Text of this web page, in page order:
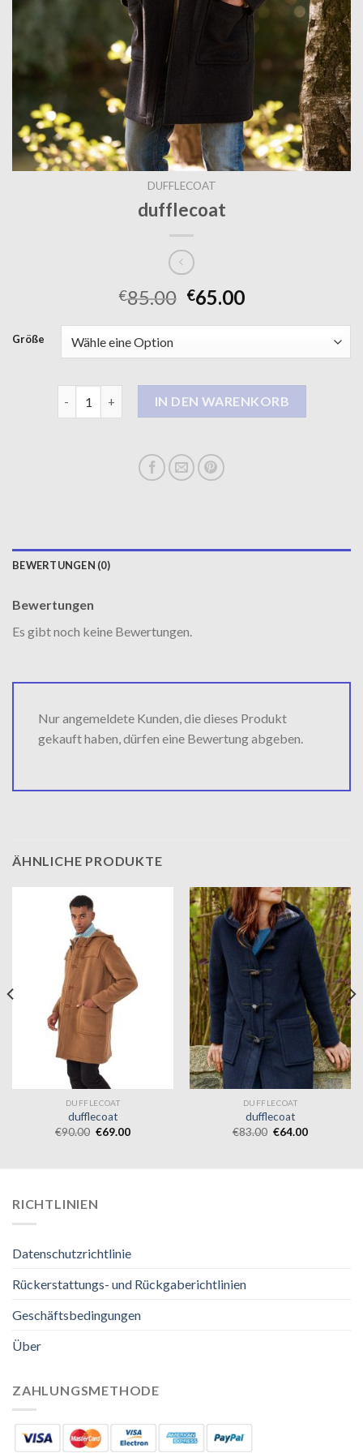
DUFFLECOAT
dufflecoat
€85.00 €65.00
Größe
dufflecoat MengeIN DEN WARENKORB
BEWERTUNGEN (0)
Bewertungen
Es gibt noch keine Bewertungen.
Nur angemeldete Kunden, die dieses Produkt
gekauft haben, dürfen eine Bewertung abgeben.
ÄHNLICHE PRODUKTE
DUFFLECOAT
dufflecoat
€90.00 €69.00
DUFFLECOAT
dufflecoat
€83.00 €64.00
RICHTLINIEN
Datenschutzrichtlinie
Rückerstattungs- und Rückgaberichtlinien
Geschäftsbedingungen
Über
ZAHLUNGSMETHODE